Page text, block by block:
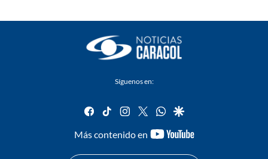
Síguenos en:
facebook
tiktok instagram
twitterwhatsapp
google
Más contenido en
youtube-